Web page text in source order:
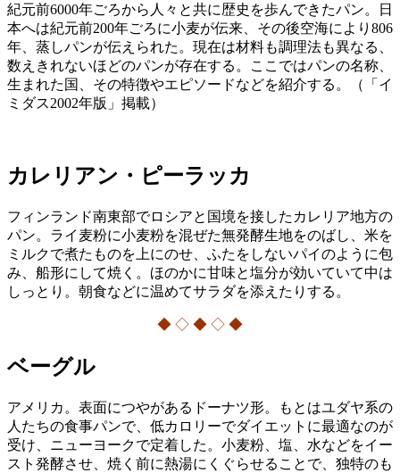
紀元前6000年ごろから人々と共に歴史を歩んできたパン。日
本へは紀元前200年ごろに小麦が伝来、その後空海により806
年、蒸しパンが伝えられた。現在は材料も調理法も異なる、
数えきれないほどのパンが存在する。ここではパンの名称、
生まれた国、その特徴やエピソードなどを紹介する。（「イ
ミダス2002年版」掲載）
カレリアン・ピーラッカ
フィンランド南東部でロシアと国境を接したカレリア地方の
パン。ライ麦粉に小麦粉を混ぜた無発酵生地をのばし、米を
ミルクで煮たものを上にのせ、ふたをしないパイのように包
み、船形にして焼く。ほのかに甘味と塩分が効いていて中は
しっとり。朝食などに温めてサラダを添えたりする。
◆ ◇ ◆ ◇ ◆
ベーグル
アメリカ。表面につやがあるドーナツ形。もとはユダヤ系の
人たちの食事パンで、低カロリーでダイエットに最適なのが
受け、ニューヨークで定着した。小麦粉、塩、水などをイー
スト発酵させ、焼く前に熱湯にくぐらせることで、独特のも